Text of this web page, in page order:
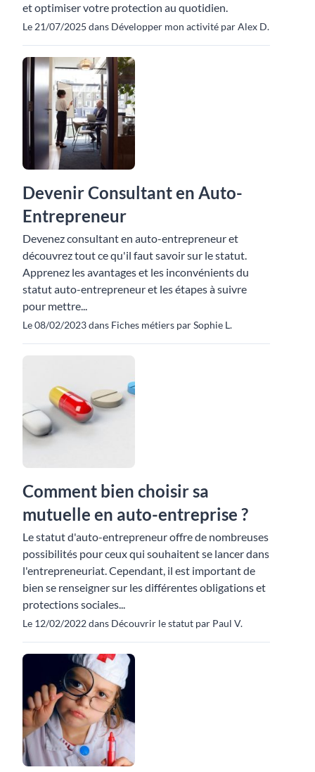
et optimiser votre protection au quotidien.
Le 21/07/2025 dans Développer mon activité par Alex D.
Devenir Consultant en Auto-
Entrepreneur
Devenez consultant en auto-entrepreneur et
découvrez tout ce qu'il faut savoir sur le statut.
Apprenez les avantages et les inconvénients du
statut auto-entrepreneur et les étapes à suivre
pour mettre...
Le 08/02/2023 dans Fiches métiers par Sophie L.
Comment bien choisir sa
mutuelle en auto-entreprise ?
Le statut d'auto-entrepreneur offre de nombreuses
possibilités pour ceux qui souhaitent se lancer dans
l'entrepreneuriat. Cependant, il est important de
bien se renseigner sur les différentes obligations et
protections sociales...
Le 12/02/2022 dans Découvrir le statut par Paul V.